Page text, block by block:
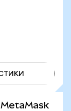
MetaMask